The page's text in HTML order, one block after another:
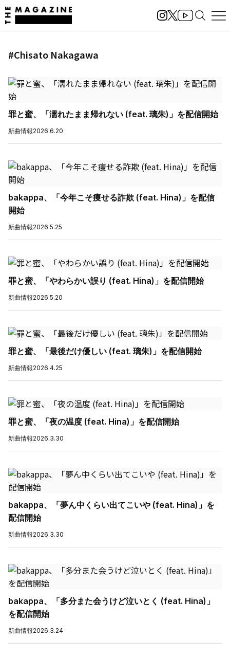
#Chisato Nakagawa
罪と蜜、「濡れたまま帰れない (feat. 璃朱)」を配信開始
新曲情報2026.6.20
bakappa、「今年こそ痩せる詐欺 (feat. Hina)」を配信
開始
新曲情報2026.5.25
罪と蜜、「やわらかい誤り (feat. Hina)」を配信開始
新曲情報2026.5.20
罪と蜜、「最後だけ優しい (feat. 璃朱)」を配信開始
新曲情報2026.4.25
罪と蜜、「夜の温度 (feat. Hina)」を配信開始
新曲情報2026.3.30
bakappa、「夢ん中くらい出てこいや (feat. Hina)」を
配信開始
新曲情報2026.3.30
bakappa、「多分また会うけど泣いとく (feat. Hina)」
を配信開始
新曲情報2026.3.24